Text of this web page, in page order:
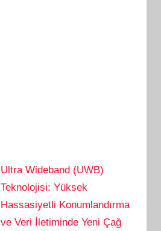
Ultra Wideband (UWB)
Teknolojisi: Yüksek
Hassasiyetli Konumlandırma
ve Veri İletiminde Yeni Çağ